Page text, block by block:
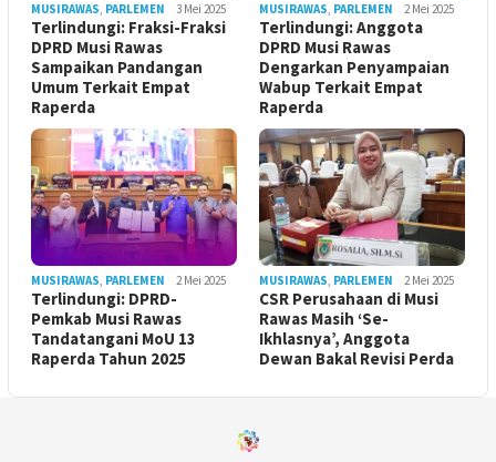
MUSIRAWAS, PARLEMEN 3 Mei 2025
Terlindungi: Fraksi-Fraksi
DPRD Musi Rawas
Sampaikan Pandangan
Umum Terkait Empat
Raperda
MUSIRAWAS, PARLEMEN 2 Mei 2025
Terlindungi: Anggota
DPRD Musi Rawas
Dengarkan Penyampaian
Wabup Terkait Empat
Raperda
MUSIRAWAS, PARLEMEN 2 Mei 2025
Terlindungi: DPRD-
Pemkab Musi Rawas
Tandatangani MoU 13
Raperda Tahun 2025
MUSIRAWAS, PARLEMEN 2 Mei 2025
CSR Perusahaan di Musi
Rawas Masih ‘Se-
Ikhlasnya’, Anggota
Dewan Bakal Revisi Perda ‎